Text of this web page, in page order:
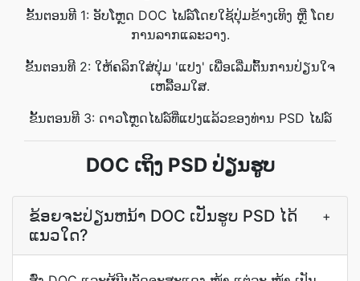
ຂັ້ນຕອນທີ 1: ອັບໂຫຼດ DOC ໄຟລ໌ໂດຍໃຊ້ປຸ່ມຂ້າງເທິງ ຫຼື ໂດຍ
ການລາກແລະວາງ.
ຂັ້ນຕອນທີ 2: ໃຫ້ຄລິກໃສ່ປຸ່ມ 'ແປງ' ເພື່ອເລີ່ມຕົ້ນການປ່ຽນໃຈ
ເຫລື້ອມໃສ.
ຂັ້ນຕອນທີ 3: ດາວໂຫຼດໄຟລ໌ທີ່ແປງແລ້ວຂອງທ່ານ PSD ໄຟລ໌
DOC ເຖິງ PSD ປ່ຽນ​ຮູບ
ຂ້ອຍຈະປ່ຽນຫນ້າ DOC ເປັນຮູບ PSD ໄດ້
ແນວໃດ?
+